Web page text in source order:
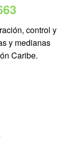
control y
y medianas
Caribe.